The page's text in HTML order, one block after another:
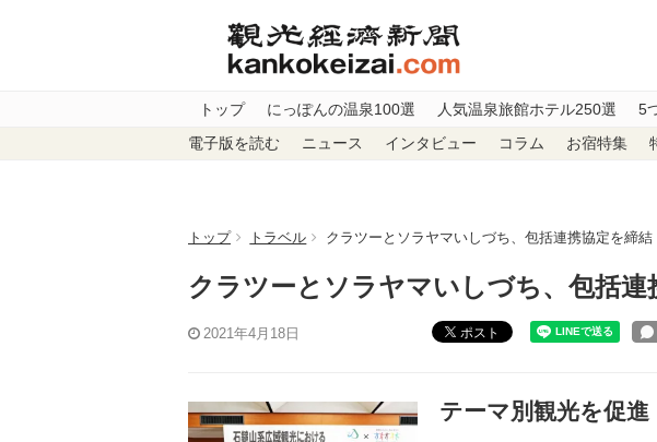
トップ にっぽんの温泉100選 人気温泉旅館ホテル250選 5
電子版を読む ニュース インタビュー コラム お宿特集
トップ トラベル クラツーとソラヤマいしづち、包括連携協定を締結
クラツーとソラヤマいしづち、包括連
2021年4月18日 ポスト
テーマ別観光を促進